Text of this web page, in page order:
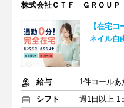
株式会社ＣＴＦ ＧＲＯＵＰ
【在宅
ネイル自
給与
シフト